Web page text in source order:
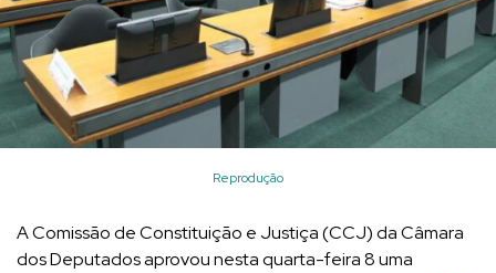
Reprodução
A Comissão de Constituição e Justiça (CCJ) da Câmara
dos Deputados aprovou nesta quarta-feira 8 uma